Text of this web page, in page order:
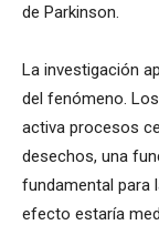
de Parkinson.
La investigación
del fenómeno.
activa procesos
desechos, una
fundamental para
efecto estaría